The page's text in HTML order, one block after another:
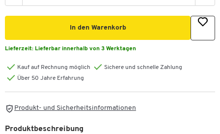
In den Warenkorb
Lieferzeit: Lieferbar innerhalb von 3 Werktagen
Kauf auf Rechnung möglich
Sichere und schnelle Zahlung
Über 50 Jahre Erfahrung
Produkt- und Sicherheitsinformationen
Produktbeschreibung